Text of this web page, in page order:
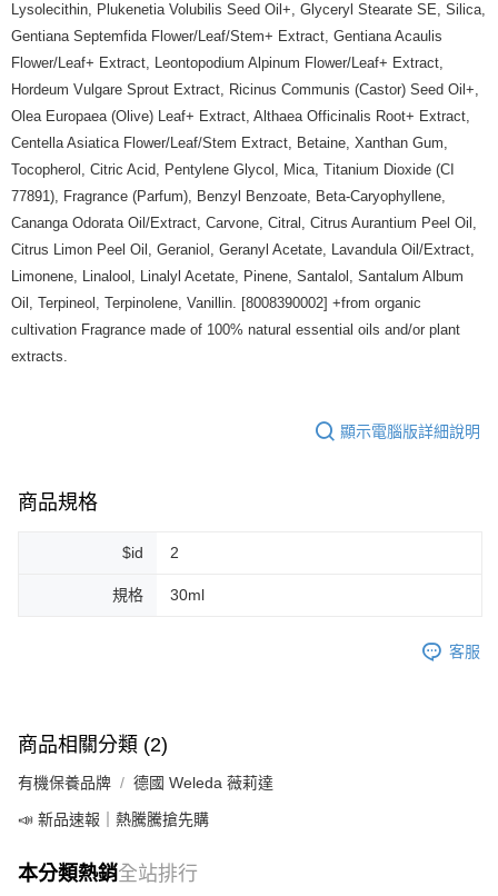
離島宅配（澎湖、金門、馬祖、小琉球）
付款後門市自取
免運費
Lysolecithin, Plukenetia Volubilis Seed Oil+, Glyceryl Stearate SE, Silica,
Gentiana Septemfida Flower/Leaf/Stem+ Extract, Gentiana Acaulis
Flower/Leaf+ Extract, Leontopodium Alpinum Flower/Leaf+ Extract,
Hordeum Vulgare Sprout Extract, Ricinus Communis (Castor) Seed Oil+,
Olea Europaea (Olive) Leaf+ Extract, Althaea Officinalis Root+ Extract,
Centella Asiatica Flower/Leaf/Stem Extract, Betaine, Xanthan Gum,
Tocopherol, Citric Acid, Pentylene Glycol, Mica, Titanium Dioxide (CI
77891), Fragrance (Parfum), Benzyl Benzoate, Beta-Caryophyllene,
Cananga Odorata Oil/Extract, Carvone, Citral, Citrus Aurantium Peel Oil,
Citrus Limon Peel Oil, Geraniol, Geranyl Acetate, Lavandula Oil/Extract,
Limonene, Linalool, Linalyl Acetate, Pinene, Santalol, Santalum Album
Oil, Terpineol, Terpinolene, Vanillin. [8008390002] +from organic
cultivation Fragrance made of 100% natural essential oils and/or plant
extracts.
顯示電腦版詳細說明
商品規格
$id 2
規格 30ml
客服
商品相關分類 (2)
有機保養品牌 德國 Weleda 薇莉達
📣 新品速報｜熱騰騰搶先購
本分類熱銷全站排行